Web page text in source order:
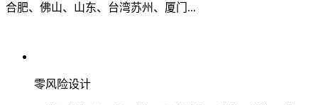
合肥、佛山、山东、台湾苏州、厦门...
零风险设计